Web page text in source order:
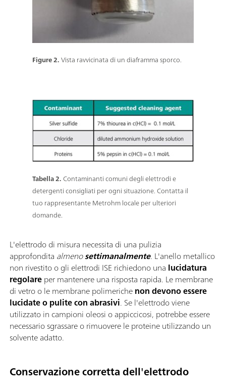
Figure 2.Vista ravvicinata di un diaframma sporco.
Tabella 2.Contaminanti comuni degli elettrodi e
detergenti consigliati per ogni situazione. Contatta il
tuo rappresentante Metrohm locale per ulteriori
domande.
L'elettrodo di misura necessita di una pulizia
approfondita almenosettimanalmente. L'anello metallico
non rivestito o gli elettrodi ISE richiedono una lucidatura
regolareper mantenere una risposta rapida. Le membrane
di vetro o le membrane polimerichenon devono essere
lucidate o pulite con abrasivi. Se l'elettrodo viene
utilizzato in campioni oleosi o appiccicosi, potrebbe essere
necessario sgrassare o rimuovere le proteine utilizzando un
solvente adatto.
Conservazione corretta dell'elettrodo